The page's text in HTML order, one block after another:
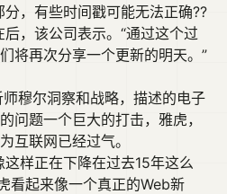
，有些时间戳可能无法正确??
，该公司表示。“通过这个过
将再次分享一个更新的明天。”
穆尔洞察和战略，描述的电子
问题一个巨大的打击，雅虎，
互联网已经过气。
样正在下降在过去15年这么
看起来像一个真正的Web新